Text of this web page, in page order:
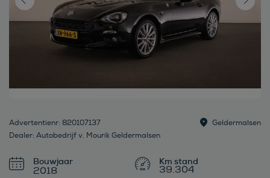
Advertentienr: 820107137
Dealer: Autobedrijf v. Mourik Geldermalsen
Geldermalsen
Bouwjaar
2018 39.304